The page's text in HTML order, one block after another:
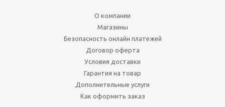
О компании
Магазины
Безопасность онлайн платежей
Договор оферта
Условия доставки
Гарантия на товар
Дополнительные услуги
Как оформить заказ